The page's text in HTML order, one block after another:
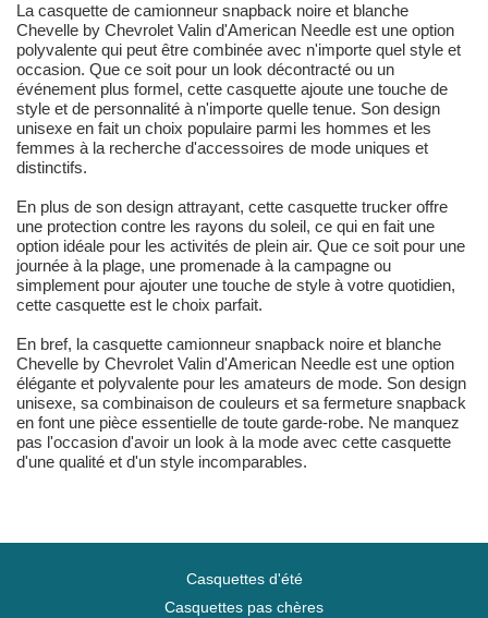
La casquette de camionneur snapback noire et blanche
Chevelle by Chevrolet Valin d'American Needle est une option
polyvalente qui peut être combinée avec n'importe quel style et
occasion. Que ce soit pour un look décontracté ou un
événement plus formel, cette casquette ajoute une touche de
style et de personnalité à n'importe quelle tenue. Son design
unisexe en fait un choix populaire parmi les hommes et les
femmes à la recherche d'accessoires de mode uniques et
distinctifs.
En plus de son design attrayant, cette casquette trucker offre
une protection contre les rayons du soleil, ce qui en fait une
option idéale pour les activités de plein air. Que ce soit pour une
journée à la plage, une promenade à la campagne ou
simplement pour ajouter une touche de style à votre quotidien,
cette casquette est le choix parfait.
En bref, la casquette camionneur snapback noire et blanche
Chevelle by Chevrolet Valin d'American Needle est une option
élégante et polyvalente pour les amateurs de mode. Son design
unisexe, sa combinaison de couleurs et sa fermeture snapback
en font une pièce essentielle de toute garde-robe. Ne manquez
pas l'occasion d'avoir un look à la mode avec cette casquette
d'une qualité et d'un style incomparables.
Casquettes d'été
Casquettes pas chères